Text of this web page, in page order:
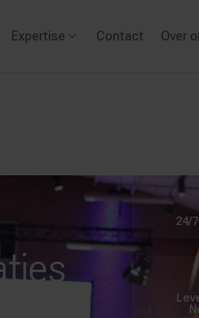
Expertise Contact Over
24/